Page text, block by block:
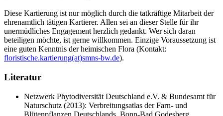
Diese Kartierung ist nur möglich durch die tatkräftige Mitarbeit der
ehrenamtlich tätigen Kartierer. Allen sei an dieser Stelle für ihr
unermüdliches Engagement herzlich gedankt. Wer sich daran
beteiligen möchte, ist gerne willkommen. Einzige Voraussetzung ist
eine guten Kenntnis der heimischen Flora (Kontakt:
floristische.kartierung(at)smns-bw.de).
Literatur
Netzwerk Phytodiversität Deutschland e.V. & Bundesamt für
Naturschutz (2013): Verbreitungsatlas der Farn- und
Blütenpflanzen Deutschlands. Bonn-Bad Godesberg.